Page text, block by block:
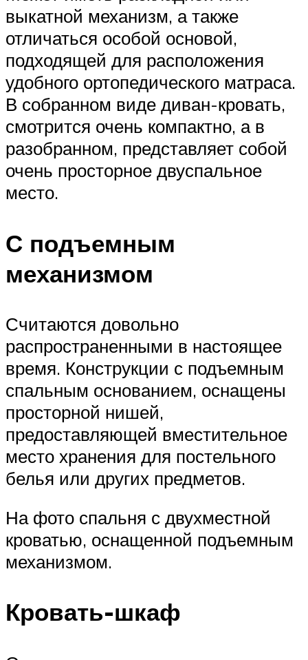
выкатной механизм, а также
отличаться особой основой,
подходящей для расположения
удобного ортопедического матраса.
В собранном виде диван-кровать,
смотрится очень компактно, а в
разобранном, представляет собой
очень просторное двуспальное
место.
С подъемным
механизмом
Считаются довольно
распространенными в настоящее
время. Конструкции с подъемным
спальным основанием, оснащены
просторной нишей,
предоставляющей вместительное
место хранения для постельного
белья или других предметов.
На фото спальня с двухместной
кроватью, оснащенной подъемным
механизмом.
Кровать-шкаф